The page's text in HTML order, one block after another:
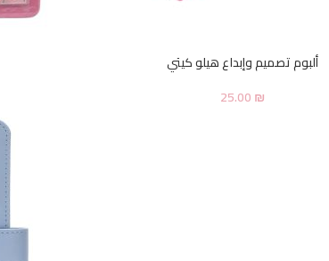
ألبوم تصميم وإبداع هيلو كيتي
25.00₪